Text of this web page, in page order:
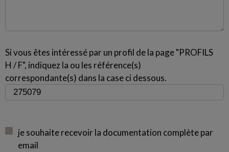
Si vous êtes intéressé par un profil de la page "PROFILS
H / F", indiquez la ou les référence(s)
correspondante(s) dans la case ci dessous.
je souhaite recevoir la documentation complète par
email